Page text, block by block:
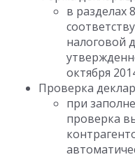
в разделах
налоговой
октября
Проверка
при
проверка